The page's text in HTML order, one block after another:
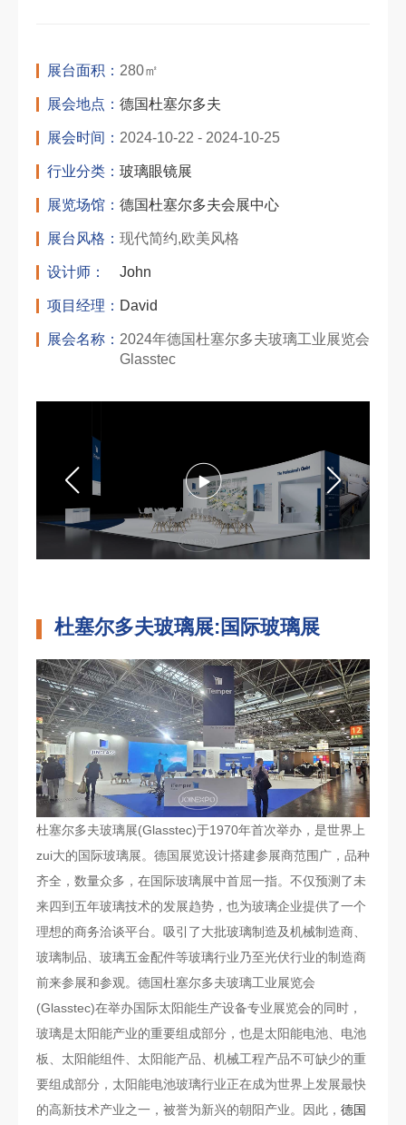
展台面积： 280㎡
展会地点： 德国杜塞尔多夫
展会时间： 2024-10-22 - 2024-10-25
行业分类： 玻璃眼镜展
展览场馆： 德国杜塞尔多夫会展中心
展台风格： 现代简约,欧美风格
设计师： John
项目经理： David
展会名称： 2024年德国杜塞尔多夫玻璃工业展览会
Glasstec
杜塞尔多夫玻璃展:国际玻璃展
杜塞尔多夫玻璃展(Glasstec)于1970年首次举办，是世界上
zui大的国际玻璃展。 德国展览设计搭建参展商范围广，品种
齐全，数量众多，在国际玻璃展中首屈一指。不仅预测了未
来四到五年玻璃技术的发展趋势，也为玻璃企业提供了一个
理想的商务洽谈平台。吸引了大批玻璃制造及机械制造商、
玻璃制品、玻璃五金配件等玻璃行业乃至光伏行业的制造商
前来参展和参观。德国杜塞尔多夫玻璃工业展览会
(Glasstec)在举办国际太阳能生产设备专业展览会的同时，
玻璃是太阳能产业的重要组成部分，也是太阳能电池、电池
板、太阳能组件、太阳能产品、机械工程产品不可缺少的重
要组成部分，太阳能电池玻璃行业正在成为世界上发展最快
的高新技术产业之一，被誉为新兴的朝阳产业。因此， 德国